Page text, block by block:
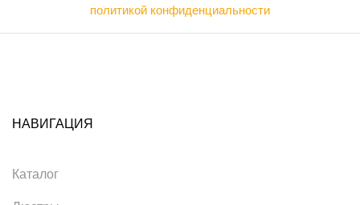
политикой конфиденциальности
НАВИГАЦИЯ
Каталог